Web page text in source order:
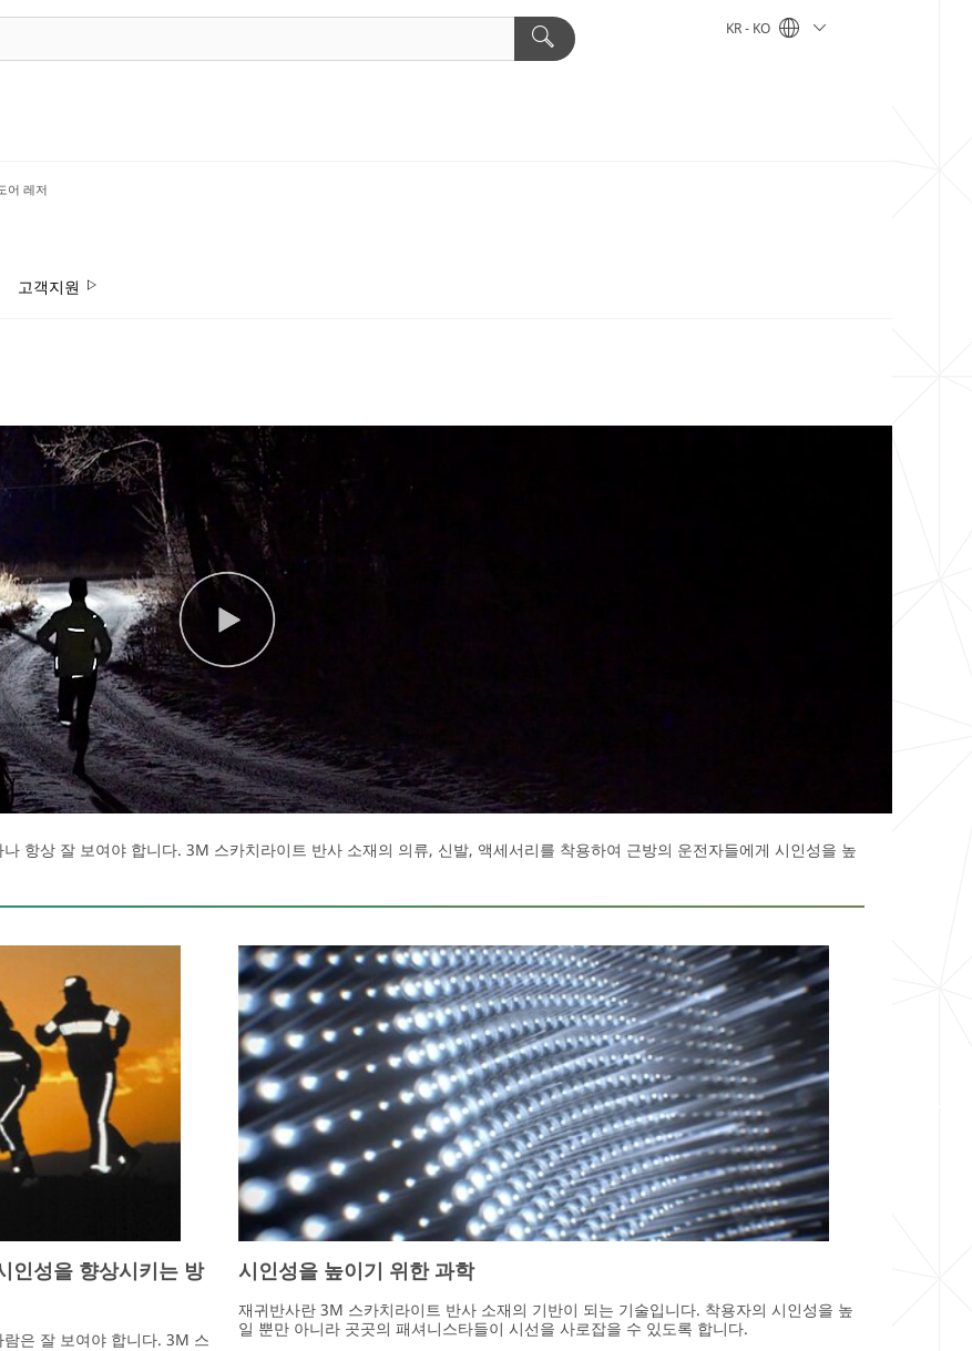
KR - KO
어 레저
고객지원
항상 잘 보여야 합니다. 3M 스카치라이트 반사 소재의 의류, 신발, 액세서리를 착용하여 근방의 운전자들에게 시인성을 높
인성을 향상시키는 방
은 잘 보여야 합니다. 3M 스
시인성을 높이기 위한 과학
재귀반사란 3M 스카치라이트 반사 소재의 기반이 되는 기술입니다. 착용자의 시인성을 높
일 뿐만 아니라 곳곳의 패셔니스타들이 시선을 사로잡을 수 있도록 합니다.